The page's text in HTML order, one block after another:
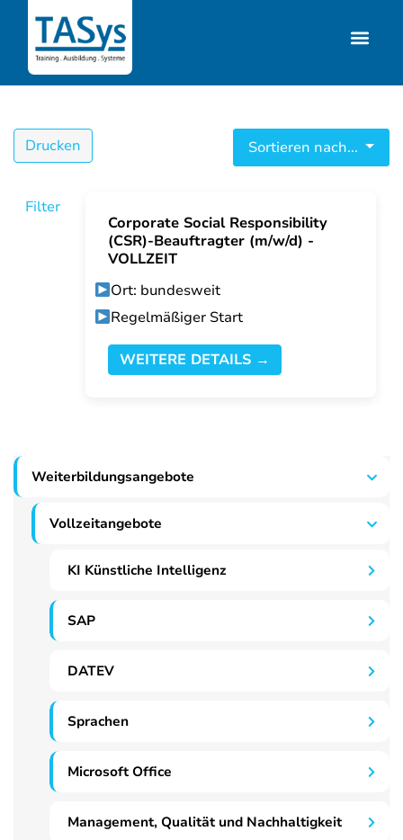
Drucken Sortieren nach...
Filter
Corporate Social Responsibility
(CSR)-Beauftragter (m/w/d) -
VOLLZEIT
Ort: bundesweit
Regelmäßiger Start
WEITERE DETAILS →
Weiterbildungsangebote
Vollzeitangebote
KI Künstliche Intelligenz
SAP
DATEV
Sprachen
Microsoft Office
Management, Qualität und Nachhaltigkeit